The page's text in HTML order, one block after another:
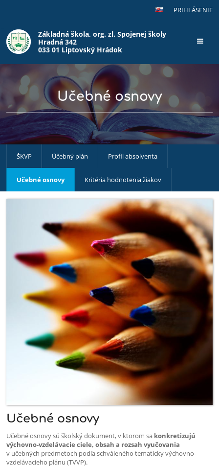
PRIHLÁSENIE
Základná škola, org. zl. Spojenej školy
Hradná 342
033 01 Liptovský Hrádok
Učebné osnovy
ŠKVP Účebný plán Profil absolventa
Učebné osnovy Kritéria hodnotenia žiakov
Učebné osnovy
Učebné osnovy sú školský dokument, v ktorom sa konkretizujú
výchovno-vzdelávacie ciele, obsah a rozsah vyučovania
v učebných predmetoch podľa schváleného tematicky výchovno-
vzdelávacieho plánu (TVVP).